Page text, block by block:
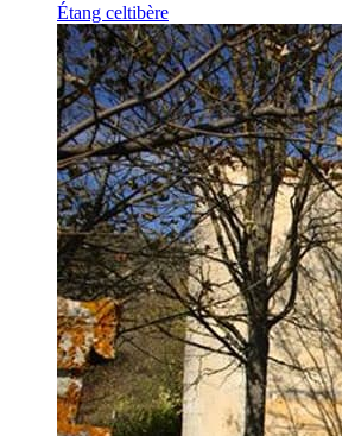
Étang celtibère